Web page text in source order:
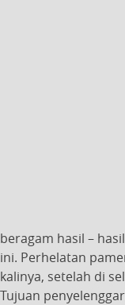
beragam hasil –
ini. Perhelatan
kalinya, setelah di
Tujuan